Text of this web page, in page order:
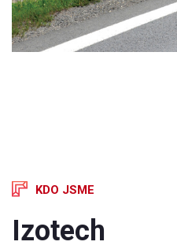
KDO JSME
Izotech